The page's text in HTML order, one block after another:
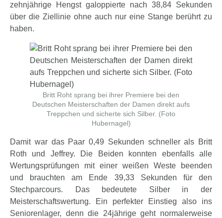
zehnjährige Hengst galoppierte nach 38,84 Sekunden
über die Ziellinie ohne auch nur eine Stange berührt zu
haben.
Britt Roht sprang bei ihrer Premiere bei den
Deutschen Meisterschaften der Damen direkt aufs
Treppchen und sicherte sich Silber. (Foto
Hubernagel)
Damit war das Paar 0,49 Sekunden schneller als Britt
Roth und Jeffrey. Die Beiden konnten ebenfalls alle
Wertungsprüfungen mit einer weißen Weste beenden
und brauchten am Ende 39,33 Sekunden für den
Stechparcours. Das bedeutete Silber in der
Meisterschaftswertung. Ein perfekter Einstieg also ins
Seniorenlager, denn die 24jährige geht normalerweise